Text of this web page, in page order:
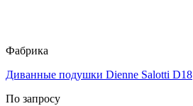
Фабрика
Диванные подушки Dienne Salotti D18
По запросу